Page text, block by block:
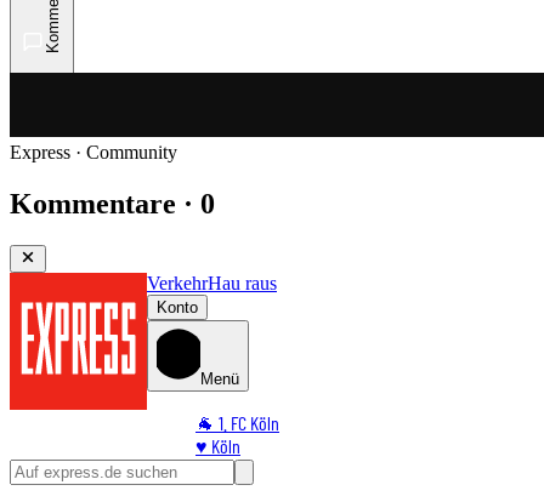
Express · Community
Kommentare · 0
VerkehrHau raus
Konto
Menü
🐐 1. FC Köln
♥️ Köln
⭐ Promi